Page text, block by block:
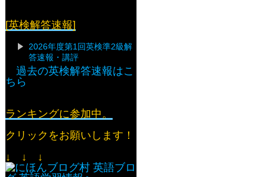
[英検解答速報]
2026年度第1回英検準2級解
答速報・講評
過去の英検解答速報はこ
ちら
ランキングに参加中。
クリックをお願いします！
↓ ↓ ↓